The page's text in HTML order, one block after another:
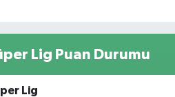
Lig Puan Durumu
Lig